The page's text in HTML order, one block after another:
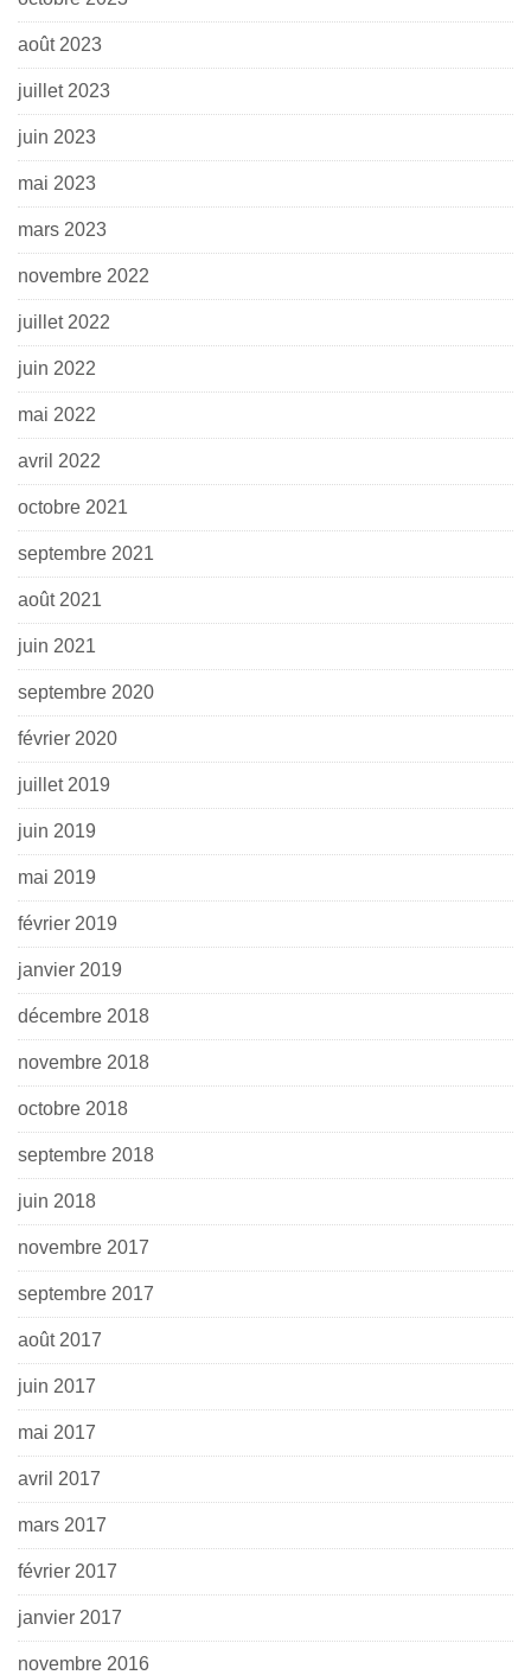
août 2023
juillet 2023
juin 2023
mai 2023
mars 2023
novembre 2022
juillet 2022
juin 2022
mai 2022
avril 2022
octobre 2021
septembre 2021
août 2021
juin 2021
septembre 2020
février 2020
juillet 2019
juin 2019
mai 2019
février 2019
janvier 2019
décembre 2018
novembre 2018
octobre 2018
septembre 2018
juin 2018
novembre 2017
septembre 2017
août 2017
juin 2017
mai 2017
avril 2017
mars 2017
février 2017
janvier 2017
novembre 2016